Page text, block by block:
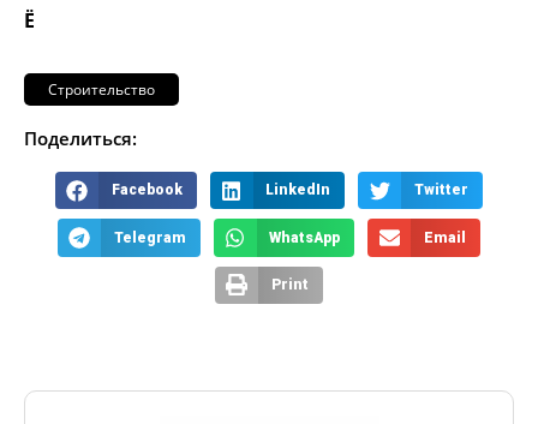
Ё
Строительство
Поделиться:
Facebook LinkedIn Twitter
Telegram WhatsApp Email
Print